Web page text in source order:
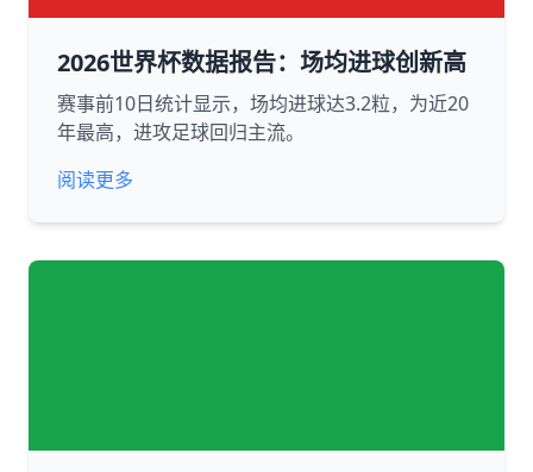
2026世界杯数据报告：场均进球创新高
赛事前10日统计显示，场均进球达3.2粒，为近20
年最高，进攻足球回归主流。
阅读更多